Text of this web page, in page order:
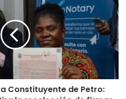
Constituyente de Petro: